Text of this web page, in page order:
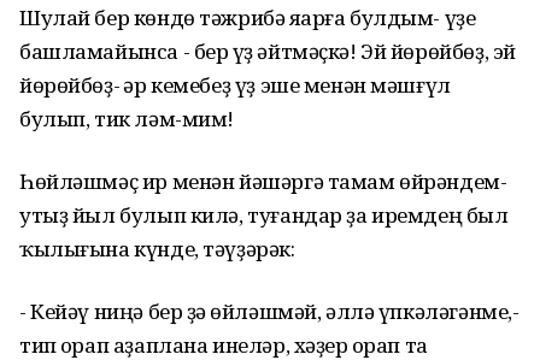
Шулай бер көндө тәжрибә яһарға булдым- үҙе
башламайынса - бер һүҙ әйтмәҫкә! Эй йөрөйбөҙ, эй
йөрөйбөҙ- һәр кемебеҙ үҙ эше менән мәшғүл
булып, тик ләм-мим!
Һөйләшмәҫ ир менән йәшәргә тамам өйрәндем-
утыҙ йыл булып килә, туғандар ҙа иремдең был
ҡылығына күнде, тәүҙәрәк:
- Кейәү ниңә бер ҙә һөйләшмәй, әллә үпкәләгәнме,-
тип һорап аҙаплана инеләр, хәҙер һорап та